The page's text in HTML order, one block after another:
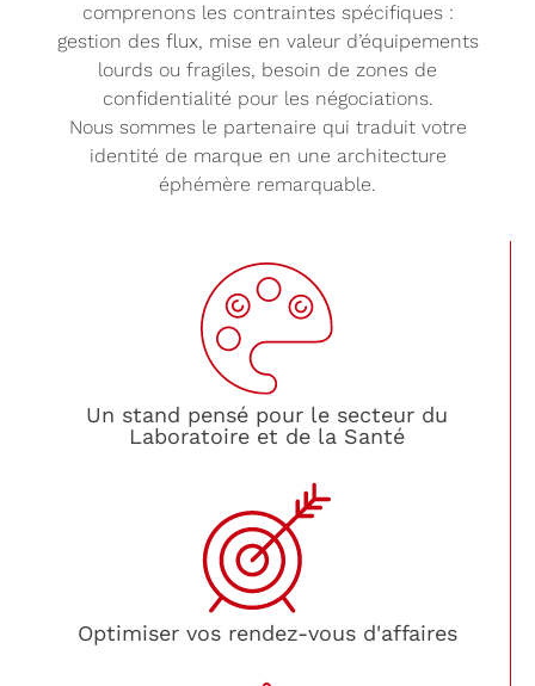
comprenons les contraintes spécifiques :
gestion des flux, mise en valeur d’équipements
lourds ou fragiles, besoin de zones de
confidentialité pour les négociations.
Nous sommes le partenaire qui traduit votre
identité de marque en une architecture
éphémère remarquable.
Un stand pensé pour le secteur du
Laboratoire et de la Santé
Optimiser vos rendez-vous d'affaires